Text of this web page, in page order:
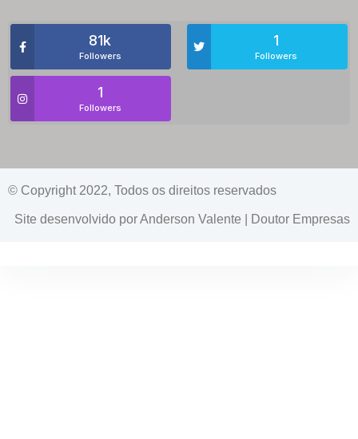
81k
Followers
1
Followers
1
Followers
© Copyright 2022, Todos os direitos reservados
Site desenvolvido por Anderson Valente | Doutor Empresas